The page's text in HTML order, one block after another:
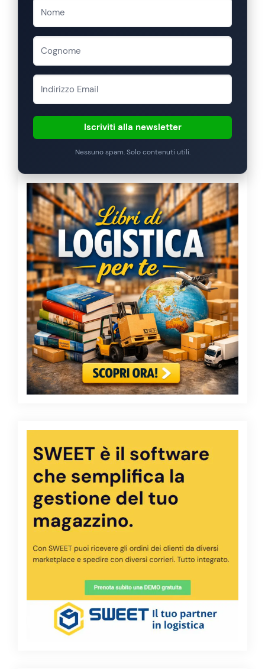
Iscriviti alla newsletter
Nessuno spam. Solo contenuti utili.